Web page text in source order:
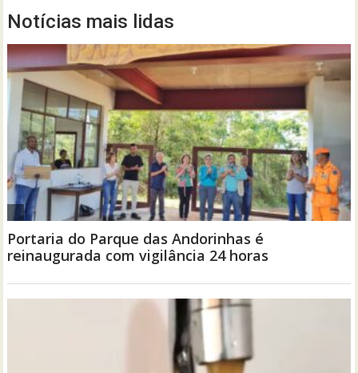
Notícias mais lidas